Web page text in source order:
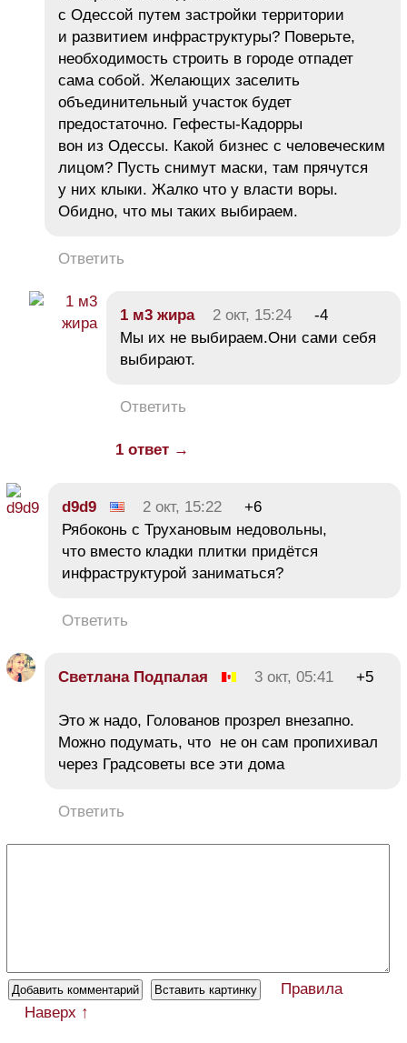
с Одессой путем застройки территории
и развитием инфраструктуры? Поверьте,
необходимость строить в городе отпадет
сама собой. Желающих заселить
объединительный участок будет
предостаточно. Гефесты-Кадорры
вон из Одессы. Какой бизнес с человеческим
лицом? Пусть снимут маски, там прячутся
у них клыки. Жалко что у власти воры.
Обидно, что мы таких выбираем.
Ответить
1 м3 жира 2 окт, 15:24
-4
Мы их не выбираем.Они сами себя
выбирают.
Ответить
1 ответ →
d9d9 2 окт, 15:22
+6
Рябоконь с Трухановым недовольны,
что вместо кладки плитки придётся
инфраструктурой заниматься?
Ответить
Светлана Подпалая 3 окт, 05:41 +5
Это ж надо, Голованов прозрел внезапно.
Можно подумать, что не он сам пропихивал
через Градсоветы все эти дома
Ответить
Правила
Наверх ↑